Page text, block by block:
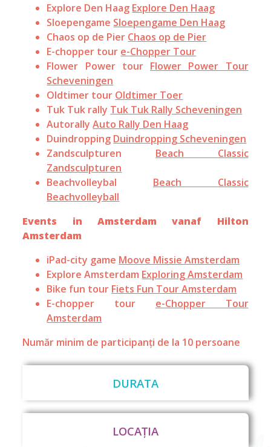
Explore Den Haag Explore Den Haag
Sloepengame Sloepengame Den Haag
Chaos op de Pier Chaos op de Pier
E-chopper tour e-Chopper Tour
Flower Power tour Flower Power Tour
Scheveningen
Oldtimer tour Oldtimer Toer
Tuk Tuk rally Tuk Tuk Rally Scheveningen
AutorallyAuto Rally Den Haag
Duindropping Duindropping Scheveningen
Zandsculpturen Beach Classic
Zandsculpturen
Beachvolleybal Beach Classic
Beachvolleyball
Events in Amsterdam vanaf Hilton
Amsterdam
iPad-city game Moove Missie Amsterdam
Explore Amsterdam Exploring Amsterdam
Bike fun tour Fiets Fun Tour Amsterdam
E-chopper tour e-Chopper Tour
Amsterdam
Număr minim de participanți de la 10 persoane
DURATA
LOCAȚIA